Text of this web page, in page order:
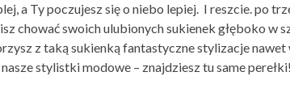
a Ty poczujesz się o niebo lepiej. I reszcie. po
chować swoich ulubionych sukienek głęboko w
z taką sukienką fantastyczne stylizacje nawet
stylistki modowe – znajdziesz tu same perełki!